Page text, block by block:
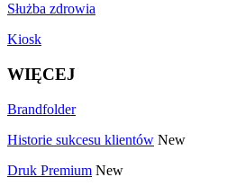
Służba zdrowia
Kiosk
WIĘCEJ
Brandfolder
Historie sukcesu klientów New
Druk Premium New